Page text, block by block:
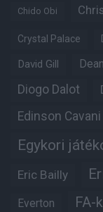
Chido Obi
Crystal Palace
David Gill
Diogo Dalot
Edinson Cavani
Egykori
Eric Bailly
Everton FA-